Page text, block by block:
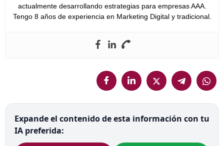
actualmente desarrollando estrategias para empresas AAA.
Tengo 8 años de experiencia en Marketing Digital y tradicional.
Expande el contenido de esta información con tu
IA preferida: